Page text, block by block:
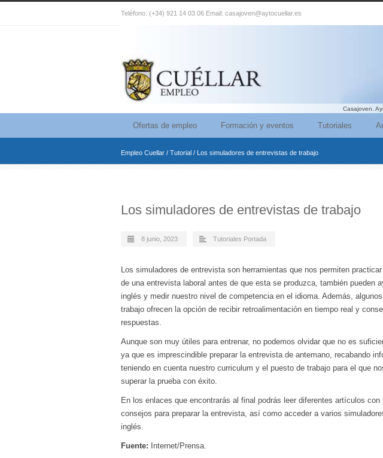
Teléfono: (+34) 921 14 03 06 Email: casajoven@aytocuellar.es
Casajoven.
Ofertas de empleo Formación y eventos Tutoriales
Empleo Cuellar / Tutorial / Los simuladores de entrevistas de trabajo
Los simuladores de entrevistas de trabajo
8 junio, 2023 Tutoriales Portada
Los simuladores de entrevista son herramientas que nos permiten
de una entrevista laboral antes de que esta se produzca, también pueden
inglés y medir nuestro nivel de competencia en el idioma. Además,
trabajo ofrecen la opción de recibir retroalimentación en tiempo real y
respuestas.
Aunque son muy útiles para entrenar, no podemos olvidar que no es
ya que es imprescindible preparar la entrevista de antemano, recabando
teniendo en cuenta nuestro curriculum y el puesto de trabajo para el que
superar la prueba con éxito.
En los enlaces que encontrarás al final podrás leer diferentes artículos
consejos para preparar la entrevista, así como acceder a varios
inglés.
Fuente: Internet/Prensa.